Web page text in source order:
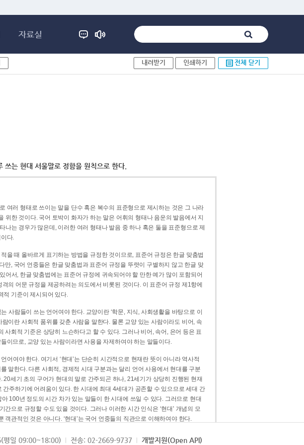
자료실
내려받기 인쇄하기 전체 닫기
쓰는 현대 서울말로 정함을 원칙으로 한다.
여러 형태로 쓰이는 말을 단수 혹은 복수의 표준형으로 제시하는 것은 그 나라
위한 것이다. 국어 토박이 화자가 하는 말은 어휘의 형태나 음운의 발음에서 지
나는 경우가 많은데, 이러한 여러 형태나 발음 중 하나 혹은 둘을 표준형으로 제
다.
을 때 올바르게 표기하는 방법을 규정한 것이므로, 표준어 규정은 한글 맞춤법
만, 국어 언중들은 한글 맞춤법과 표준어 규정을 뚜렷이 구별하지 않고 한글 맞
어서, 한글 맞춤법에는 표준어 규정에 귀속되어야 할 만한 예가 많이 포함되어
의 어문 규정을 제공하려는 의도에서 비롯된 것이다. 이 표준어 규정 제1항에
적 기준이 제시되어 있다.
사람들이 쓰는 언어여야 한다. 교양이란 ‘학문, 지식, 사회생활을 바탕으로 이
이란 사회적 품위를 갖춘 사람을 말한다. 물론 교양 있는 사람이라도 비어, 속
사회적 기준은 상당히 느슨하다고 할 수 있다. 그러나 비어, 속어, 은어 등은 표
이므로, 교양 있는 사람이라면 사용을 자제하여야 하는 말들이다.
어여야 한다. 여기서 ‘현대’는 단순히 시간적으로 현재란 뜻이 아니라 역사적
말한다. 다른 사회적, 경제적 시대 구분과는 달리 언어 사용에서 현대를 구분
20세기 초의 구어가 현대의 말로 간주되곤 하나, 21세기가 상당히 진행된 현재
주하기에 어려움이 있다. 한 시대에 최대 4세대가 공존할 수 있으므로 세대 간
100년 정도의 시간 차가 있는 말들이 한 시대에 쓰일 수 있다. 그러므로 현대
간으로 규정할 수도 있을 것이다. 그러나 이러한 시간 인식은 ‘현대’ 개념의 모
객관적인 것은 아니다. ‘현대’는 국어 언중들의 직관으로 이해하여야 한다.
어야 한다. 이는 표준어의 공용어적 성격을 가장 크게 드러내 주는 기준이다.
평일 09:00~18:00) 전송: 02-2669-9737 개발지원(Open API)